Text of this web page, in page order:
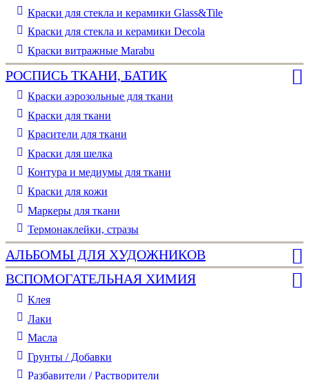
Краски для стекла и керамики Glass&Tile
Краски для стекла и керамики Decola
Краски витражные Marabu
РОСПИСЬ ТКАНИ, БАТИК
Краски аэрозольные для ткани
Краски для ткани
Красители для ткани
Краски для шелка
Контура и медиумы для ткани
Краски для кожи
Маркеры для ткани
Термонаклейки, стразы
АЛЬБОМЫ ДЛЯ ХУДОЖНИКОВ
ВСПОМОГАТЕЛЬНАЯ ХИМИЯ
Клея
Лаки
Масла
Грунты / Добавки
Разбавители / Растворители